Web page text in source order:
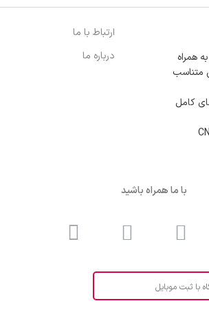
همراه
متناسب
کامل
ارتباط با ما
درباره ما
با ما همراه باشید
با ثبت موبایل